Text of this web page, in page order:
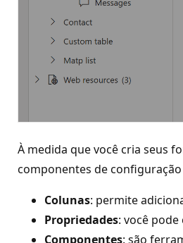
À medida que você cria seus
componentes de configuração
Colunas: permite
Propriedades: você
Componentes: são